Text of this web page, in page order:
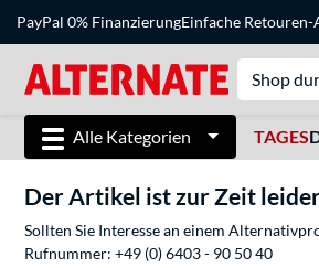
PayPal 0% FinanzierungEinfache
Alle Kategorien TAGES
Der Artikel ist zur Zeit
Sollten Sie Interesse an einem
Rufnummer: +49 (0) 6403 - 90 50 40